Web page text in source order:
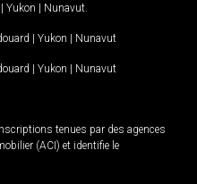
| Yukon | Nunavut
| Yukon | Nunavut
| Yukon | Nunavut
tenues par des agences
(ACI) et identifie le